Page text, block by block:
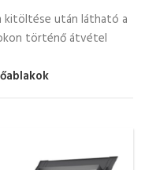
kitöltése után látható a
történő átvétel